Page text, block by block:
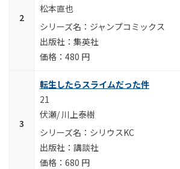
松本直也
ジャンプコミックス
集英社
480 円
転生したらスライムだった件
21
伏瀬/ 川上泰樹
シリウスKC
講談社
680 円